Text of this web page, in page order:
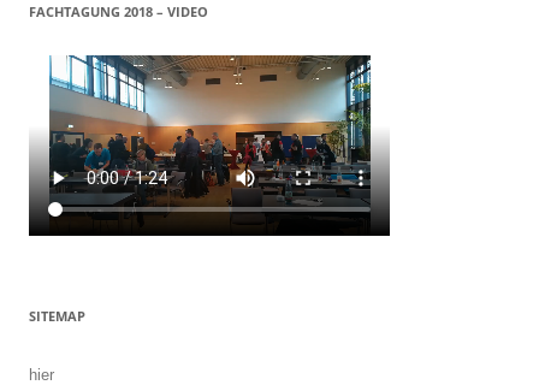
FACHTAGUNG 2018 – VIDEO
SITEMAP
hier